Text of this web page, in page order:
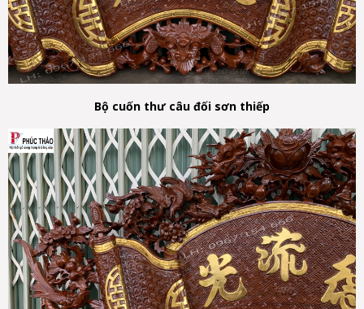
Bộ cuốn thư câu đối sơn thiếp